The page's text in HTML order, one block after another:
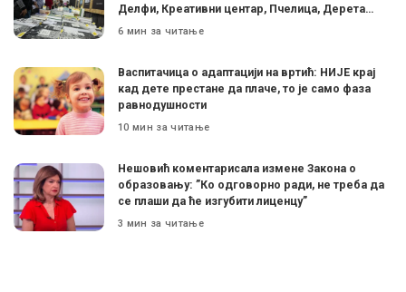
Делфи, Креативни центар, Пчелица, Дерета…
6 мин за читање
Васпитачица о адаптацији на вртић: НИЈЕ крај
кад дете престане да плаче, то је само фаза
равнодушности
10 мин за читање
Нешовић коментарисала измене Закона о
образовању: ”Ко одговорно ради, не треба да
се плаши да ће изгубити лиценцу”
3 мин за читање